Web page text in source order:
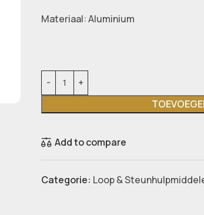
Materiaal: Aluminium
Add to compare
Categorie: Loop &